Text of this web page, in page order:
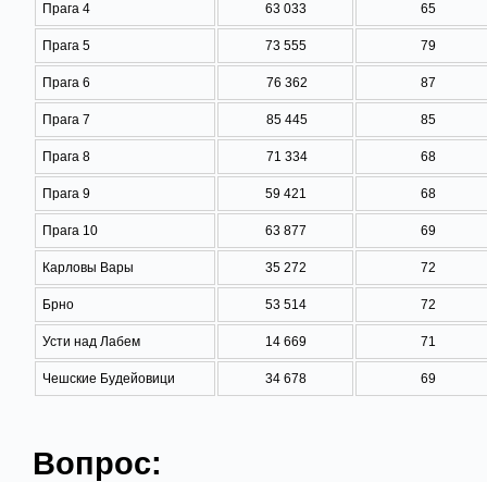
Прага 4 63 033 65
Прага 5 73 555 79
Прага 6 76 362 87
Прага 7 85 445 85
Прага 8 71 334 68
Прага 9 59 421 68
Прага 10 63 877 69
Карловы Вары 35 272 72
Брно 53 514 72
Усти над Лабем 14 669 71
Чешские Будейовици 34 678 69
Вопрос: